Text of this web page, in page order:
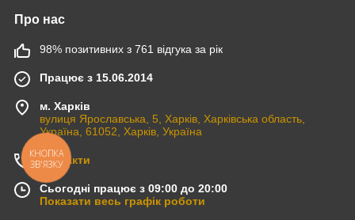
Про нас
98% позитивних з 761 відгука за рік
Працює з 15.06.2014
м. Харків
вулиця Ярославська, 5, Харків, Харківська область,
Україна, 61052, Харків, Україна
Контакти
Сьогодні працює з 09:00 до 20:00
Показати весь графік роботи
КНОПКА
ЗВ'ЯЗКУ